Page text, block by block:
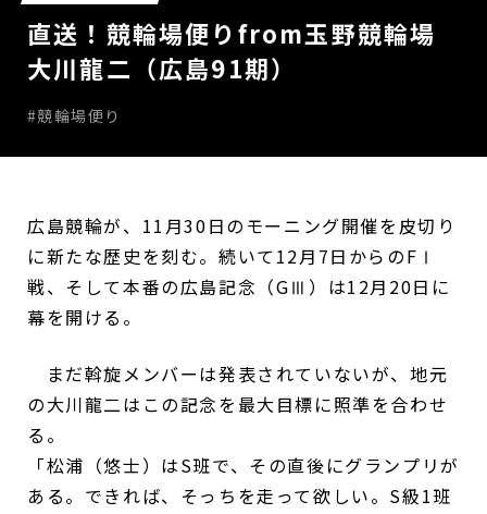
直送！競輪場便りfrom玉野競輪場
大川龍二（広島91期）
#競輪場便り
広島競輪が、11月30日のモーニング開催を皮切り
に新たな歴史を刻む。続いて12月7日からのFⅠ
戦、そして本番の広島記念（GⅢ）は12月20日に
幕を開ける。
まだ斡旋メンバーは発表されていないが、地元
の大川龍二はこの記念を最大目標に照準を合わせ
る。
「松浦（悠士）はS班で、その直後にグランプリが
ある。できれば、そっちを走って欲しい。S級1班